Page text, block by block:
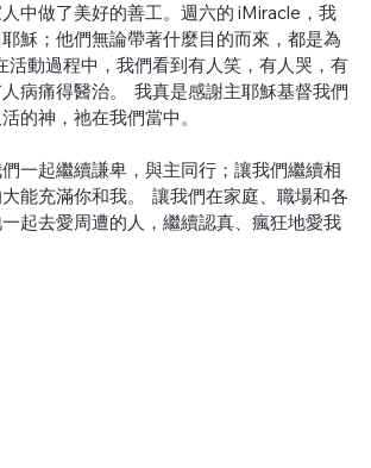
中做了美好的善工。週六的 iMiracle，我
穌；他們無論帶著什麼目的而來，都是為
活動過程中，我們看到有人笑，有人哭，有
病痛得醫治。  我真是感謝主耶穌基督我們
的神，祂在我們當中。
一起繼續謙卑，與主同行；讓我們繼續相
能充滿你和我。  讓我們在家庭、職場和各
起去愛周遭的人，繼續認真、瘋狂地愛我